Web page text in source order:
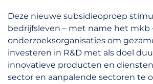
Deze nieuwe subsidieoproep
bedrijfsleven – met name het mkb
onderzoeksorganisaties om
investeren in R&D met als doel
innovatieve producten en
sector en aanpalende sectoren te